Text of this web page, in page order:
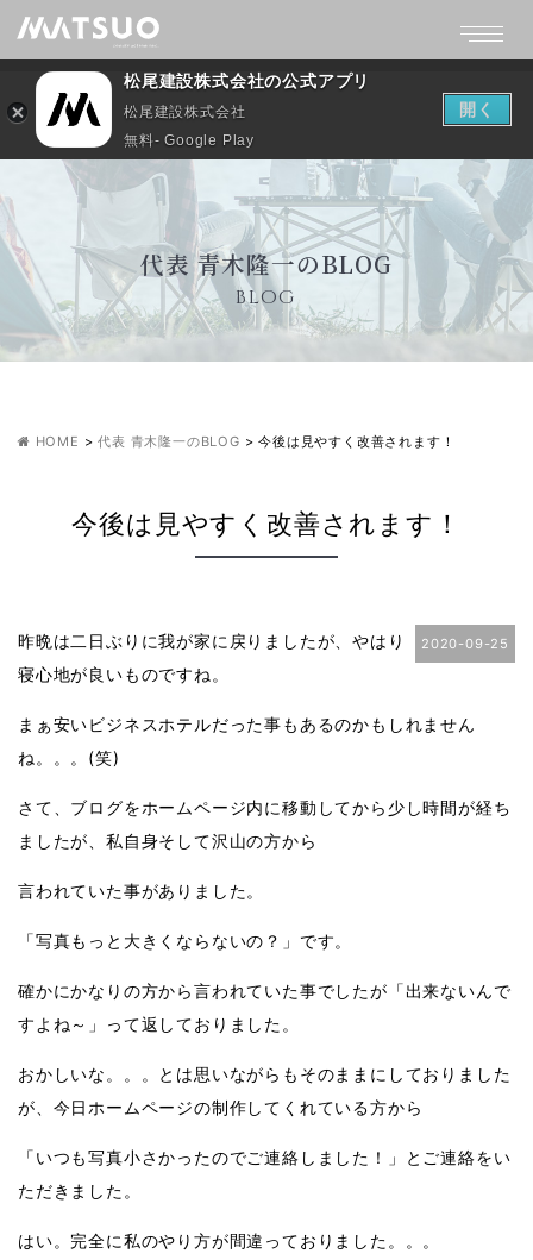
代表 青木隆一のBLOG
BLOG
HOME >代表 青木隆一のBLOG >今後は見やすく改善されます！
今後は見やすく改善されます！
2020-09-25
昨晩は二日ぶりに我が家に戻りましたが、やはり
寝心地が良いものですね。
まぁ安いビジネスホテルだった事もあるのかもしれません
ね。。。(笑)
さて、ブログをホームページ内に移動してから少し時間が経ち
ましたが、私自身そして沢山の方から
言われていた事がありました。
「写真もっと大きくならないの？」です。
確かにかなりの方から言われていた事でしたが「出来ないんで
すよね～」って返しておりました。
おかしいな。。。とは思いながらもそのままにしておりました
が、今日ホームページの制作してくれている方から
「いつも写真小さかったのでご連絡しました！」とご連絡をい
ただきました。
はい。完全に私のやり方が間違っておりました。。。
松尾建設株式会社の公式アプリ
松尾建設株式会社
無料- Google Play
開く